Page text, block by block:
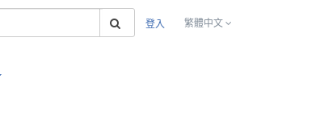
搜索
登入 繁體中文